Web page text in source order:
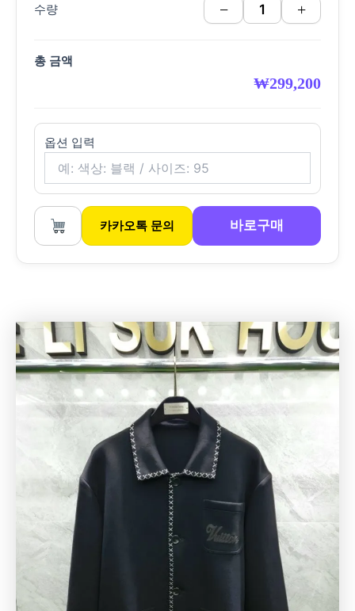
수량 − +
총 금액
₩299,200
옵션 입력
카카오톡 문의 바로구매